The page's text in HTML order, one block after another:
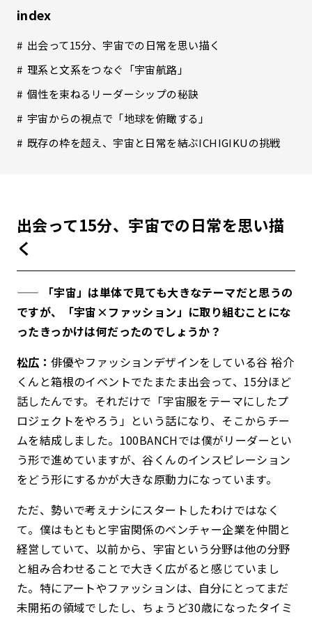
index
出会って15分、宇宙での日常を思い描く
理系と文系をつなぐ「宇宙航路」
個性を束ねるリーダーシップの秘訣
宇宙からの視点で「地球を俯瞰する」
既存の枠を超え、宇宙と日常を結ぶICHIGIKUの挑戦
出会って15分、宇宙での日常を思い描
く
—— 「宇宙」は単体で見ても大きなテーマだと思うの
ですが、「宇宙×ファッション」に取り組むことにな
ったきっかけは何だったのでしょうか？
松広：俳優やファッションデザインをしている谷 裕介
くんと箱根のイベントでたまたま出会って、15分ほど
話したんです。それだけで「宇宙服をテーマにしたプ
ロジェクトをやろう」という話になり、そこからチー
ムを結成しました。100BANCHでは僕がリーダーとい
う形で進めていますが、谷くんのインスピレーション
をどう形にするかが大きな原動力になっています。
ただ、勢いで考えナシにスタートしたわけではなく
て。僕はもともと宇宙関係のベンチャー企業を仲間と
経営していて、以前から、宇宙という分野は他の分野
と組み合わせることで大きく広がると感じていまし
た。特にアートやファッションは、自分にとってまだ
未開拓の領域でしたし、ちょうど30歳になったタイミ